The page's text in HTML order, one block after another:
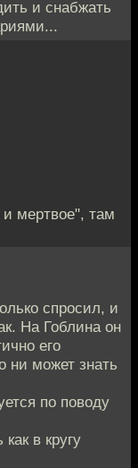
и снабжать
мертвое", там
спросил, и
На Гоблина он
его
ни может знать
по поводу
в кругу